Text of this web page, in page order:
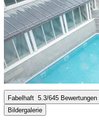
Fabelhaft 5.3/645 Bewertungen
Bildergalerie